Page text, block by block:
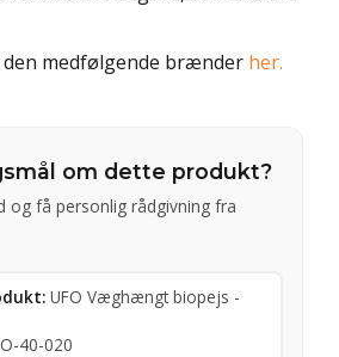
medfølgende brænder her.
om dette produkt?
og få personlig rådgivning fra
UFO Væghængt biopejs -
40-020